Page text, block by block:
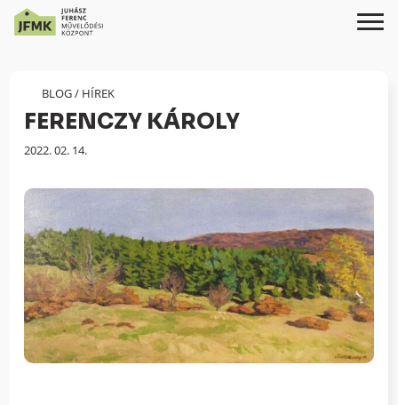
Content
navigációhoz
BLOG/ HÍREK
FERENCZY KÁROLY
Megjelenés
2022. 02. 14.